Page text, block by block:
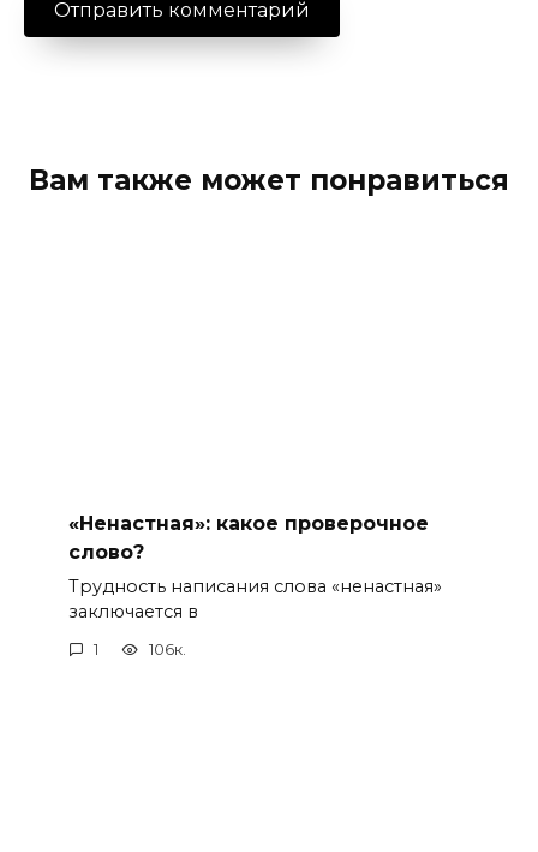
Вам также может понравиться
«Ненастная»: какое проверочное
слово?
Трудность написания слова «ненастная»
заключается в
1 106к.